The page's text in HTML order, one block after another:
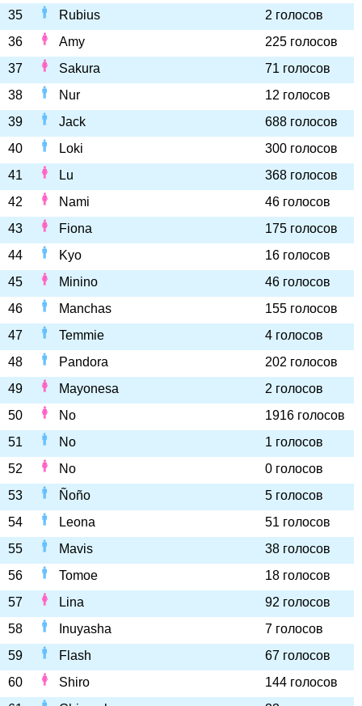
35
Rubius
2 голосов
36
Amy
225 голосов
37
Sakura
71 голосов
38
Nur
12 голосов
39
Jack
688 голосов
40
Loki
300 голосов
41
Lu
368 голосов
42
Nami
46 голосов
43
Fiona
175 голосов
44
Kyo
16 голосов
45
Minino
46 голосов
46
Manchas
155 голосов
47
Temmie
4 голосов
48
Pandora
202 голосов
49
Mayonesa
2 голосов
50
No
1916 голосов
51
No
1 голосов
52
No
0 голосов
53
Ñoño
5 голосов
54
Leona
51 голосов
55
Mavis
38 голосов
56
Tomoe
18 голосов
57
Lina
92 голосов
58
Inuyasha
7 голосов
59
Flash
67 голосов
60
Shiro
144 голосов